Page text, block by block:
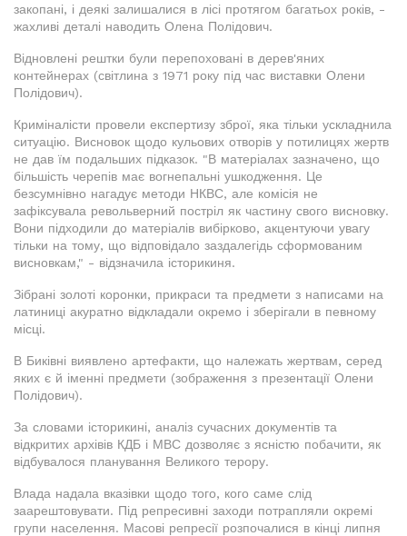
закопані, і деякі залишалися в лісі протягом багатьох років, -
жахливі деталі наводить Олена Полідович.
Відновлені рештки були перепоховані в дерев'яних
контейнерах (світлина з 1971 року під час виставки Олени
Полідович).
Криміналісти провели експертизу зброї, яка тільки ускладнила
ситуацію. Висновок щодо кульових отворів у потилицях жертв
не дав їм подальших підказок. "В матеріалах зазначено, що
більшість черепів має вогнепальні ушкодження. Це
безсумнівно нагадує методи НКВС, але комісія не
зафіксувала револьверний постріл як частину свого висновку.
Вони підходили до матеріалів вибірково, акцентуючи увагу
тільки на тому, що відповідало заздалегідь сформованим
висновкам," - відзначила історикиня.
Зібрані золоті коронки, прикраси та предмети з написами на
латиниці акуратно відкладали окремо і зберігали в певному
місці.
В Биківні виявлено артефакти, що належать жертвам, серед
яких є й іменні предмети (зображення з презентації Олени
Полідович).
За словами історикині, аналіз сучасних документів та
відкритих архівів КДБ і МВС дозволяє з ясністю побачити, як
відбувалося планування Великого терору.
Влада надала вказівки щодо того, кого саме слід
заарештовувати. Під репресивні заходи потрапляли окремі
групи населення. Масові репресії розпочалися в кінці липня